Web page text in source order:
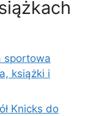
sportowa
książki i
Knicks do